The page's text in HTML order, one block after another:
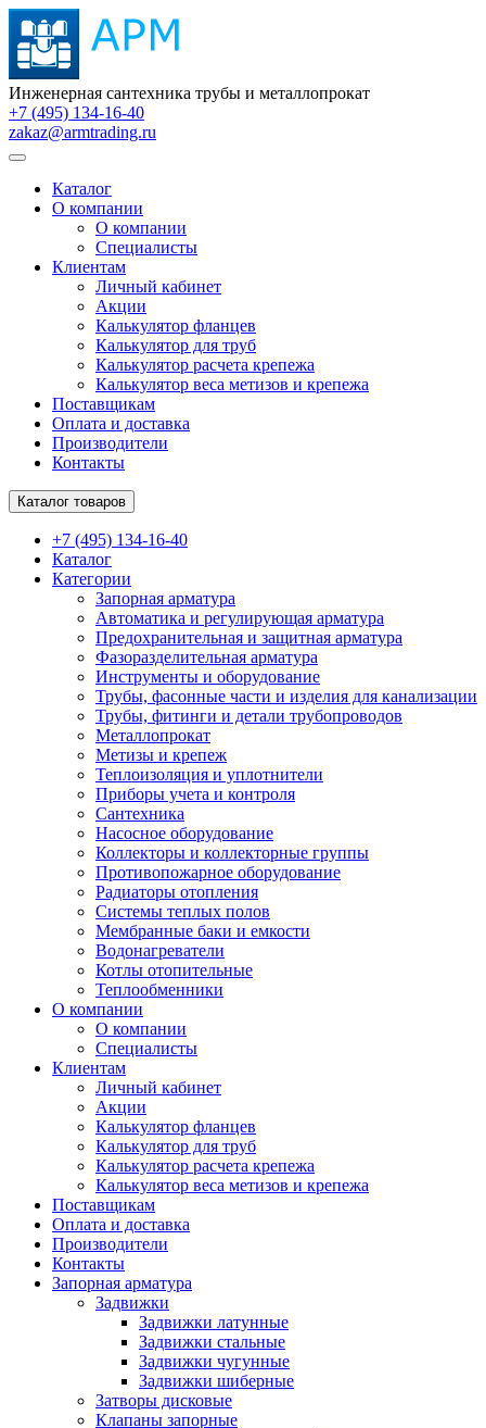
Инженерная сантехника трубы и металлопрокат
+7 (495) 134-16-40
zakaz@armtrading.ru
Каталог
О компании
О компании
Специалисты
Клиентам
Личный кабинет
Акции
Калькулятор фланцев
Калькулятор для труб
Калькулятор расчета крепежа
Калькулятор веса метизов и крепежа
Поставщикам
Оплата и доставка
Производители
Контакты
Каталог товаров
+7 (495) 134-16-40
Каталог
Категории
Запорная арматура
Автоматика и регулирующая арматура
Предохранительная и защитная арматура
Фазоразделительная арматура
Инструменты и оборудование
Трубы, фасонные части и изделия для канализации
Трубы, фитинги и детали трубопроводов
Металлопрокат
Метизы и крепеж
Теплоизоляция и уплотнители
Приборы учета и контроля
Сантехника
Насосное оборудование
Коллекторы и коллекторные группы
Противопожарное оборудование
Радиаторы отопления
Системы теплых полов
Мембранные баки и емкости
Водонагреватели
Котлы отопительные
Теплообменники
О компании
О компании
Специалисты
Клиентам
Личный кабинет
Акции
Калькулятор фланцев
Калькулятор для труб
Калькулятор расчета крепежа
Калькулятор веса метизов и крепежа
Поставщикам
Оплата и доставка
Производители
Контакты
Запорная арматура
Задвижки
Задвижки латунные
Задвижки стальные
Задвижки чугунные
Задвижки шиберные
Затворы дисковые
Клапаны запорные